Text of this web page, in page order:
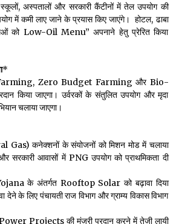
स्कूलों, अस्पतालों और सरकारी कैंटीनों में तेल उपयोग की
में कमी लाए जाने के प्रयास किए जाएंगे। होटल, ढाबा
को Low-Oil Menu” अपनाने हेतु प्रेरित किया
*
Farming, Zero Budget Farming और Bio-
किया जाएगा। उर्वरकों के संतुलित उपयोग और मृदा
चलाया जाएगा।
Gas) कनेक्शनों के संयोजनों को मिशन मोड में चलाया
सरकारी आवासों में PNG उपयोग को प्राथमिकता दी
के अंतर्गत Rooftop Solar को बढ़ावा दिया
देने के लिए पंचायती राज विभाग और ग्राम्य विकास विभाग
Projects की मंजूरी प्रदान करने में तेजी लायी